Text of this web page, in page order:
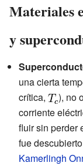
Materiales
y
una cierta
crítica,
), no
corriente
fluir sin perder
fue
Kamerlingh